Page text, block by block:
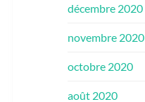
décembre 2020
novembre 2020
octobre 2020
août 2020